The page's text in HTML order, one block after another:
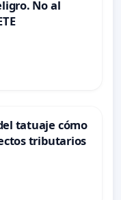
No al
tatuaje cómo
tributarios